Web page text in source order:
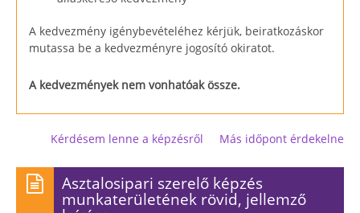
A kedvezmény igénybevételéhez kérjük, beiratkozáskor
mutassa be a kedvezményre jogosító okiratot.
A kedvezmények nem vonhatóak össze.
Más időpont érdekelne
Kérdésem lenne a képzésről
Asztalosipari szerelő képzés
munkaterületének rövid, jellemző